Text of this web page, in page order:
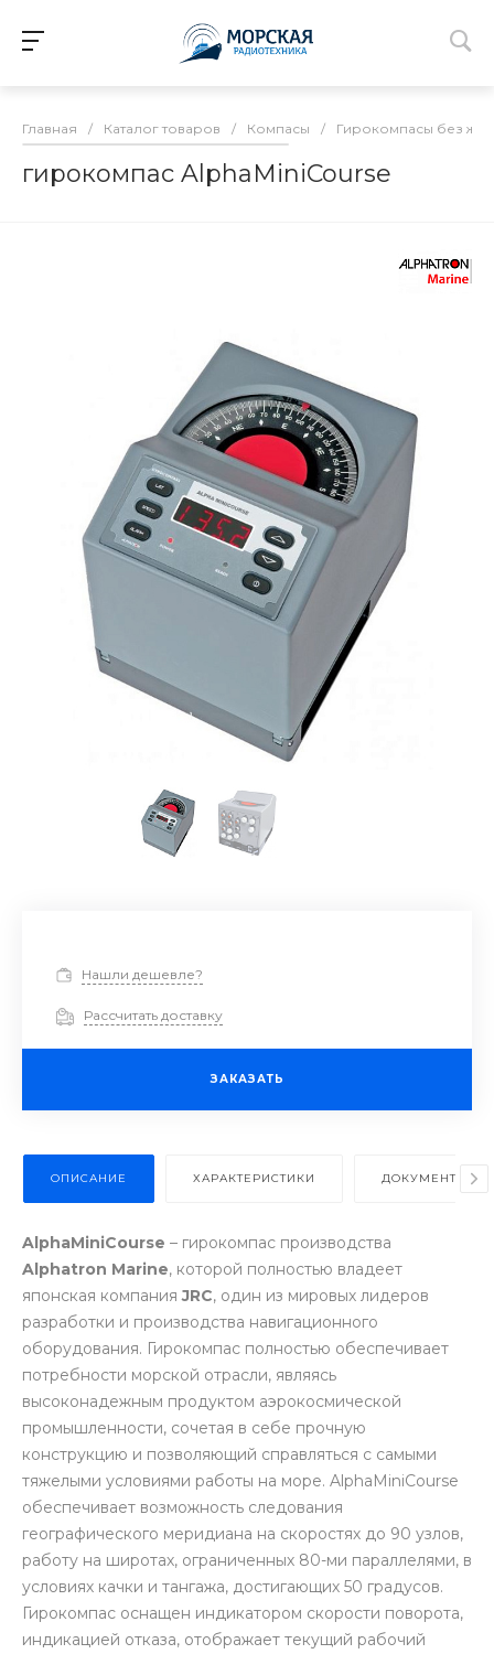
Главная / Каталог товаров / Компасы / Гирокомпасы без
гирокомпас AlphaMiniCourse
Нашли дешевле?
Рассчитать доставку
ЗАКАЗАТЬ
ОПИСАНИЕ ХАРАКТЕРИСТИКИ ДОКУМЕНТЫ
AlphaMiniCourse – гирокомпас производства
Alphatron Marine, которой полностью владеет
японская компанияJRC, один из мировых лидеров
разработки и производства навигационного
оборудования. Гирокомпас полностью обеспечивает
потребности морской отрасли, являясь
высоконадежным продуктом аэрокосмической
промышленности, сочетая в себе прочную
конструкцию и позволяющий справляться с самыми
тяжелыми условиями работы на море. AlphaMiniCourse
обеспечивает возможность следования
географического меридиана на скоростях до 90 узлов,
работу на широтах, ограниченных 80-ми параллелями, в
условиях качки и тангажа, достигающих 50 градусов.
Гирокомпас оснащен индикатором скорости поворота,
индикацией отказа, отображает текущий рабочий